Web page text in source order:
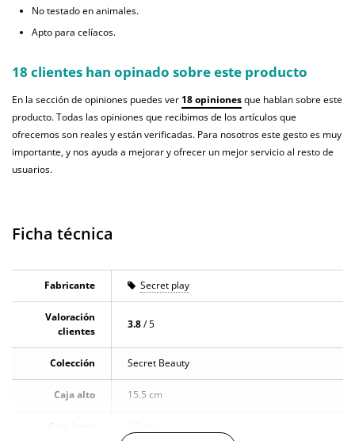
No testado en animales.
Apto para celíacos.
18 clientes han opinado sobre este producto
En la sección de opiniones puedes ver 18 opinionesque hablan sobre este
producto. Todas las opiniones que recibimos de los artículos que
ofrecemos son reales y están verificadas. Para nosotros este gesto es muy
importante, y nos ayuda a mejorar y ofrecer un mejor servicio al resto de
usuarios.
Ficha técnica
Fabricante Secret play
Valoración
clientes
3.8/ 5
Colección Secret Beauty
Caja alto 15.5 cm